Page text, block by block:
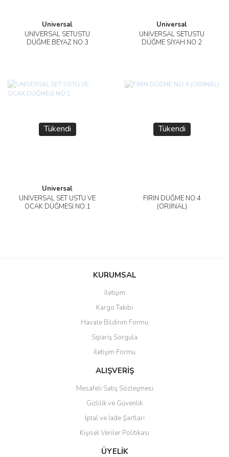
Universal
UNİVERSAL SETÜSTÜ
DÜĞME BEYAZ NO:3
Universal
UNİVERSAL SETÜSTÜ
DÜĞME SİYAH NO:2
Tükendi
Universal
UNİVERSAL SET ÜSTÜ VE
OCAK DÜĞMESİ NO:1
Tükendi
FIRIN DÜĞME NO:4
(ORJİNAL)
KURUMSAL
İletişim
Kargo Takibi
Havale Bildirim Formu
Sipariş Sorgula
İletişim Formu
ALIŞVERİŞ
Mesafeli Satış Sözleşmesi
Gizlilik ve Güvenlik
İptal ve İade Şartları
Kişisel Veriler Politikası
ÜYELİK